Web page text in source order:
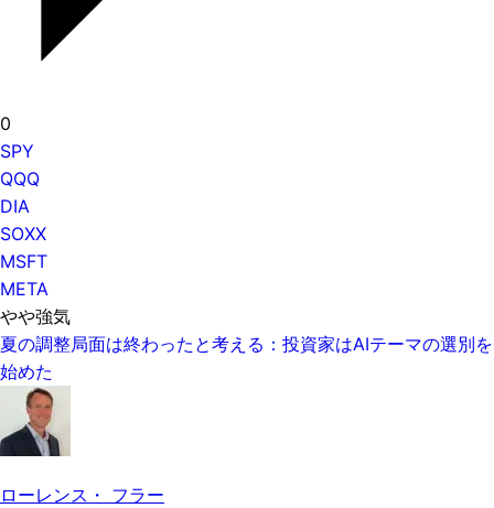
0
SPY
QQQ
DIA
SOXX
MSFT
META
やや強気
夏の調整局面は終わったと考える：投資家はAIテーマの選別を
始めた
ローレンス・ フラー